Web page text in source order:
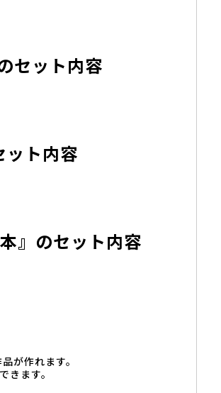
セット内容
ット内容
』のセット内容
が作れます。
ます。